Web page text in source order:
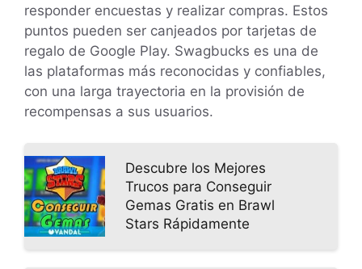
responder encuestas y realizar compras. Estos
puntos pueden ser canjeados por tarjetas de
regalo de Google Play. Swagbucks es una de
las plataformas más reconocidas y confiables,
con una larga trayectoria en la provisión de
recompensas a sus usuarios.
Descubre los Mejores
Trucos para Conseguir
Gemas Gratis en Brawl
Stars Rápidamente